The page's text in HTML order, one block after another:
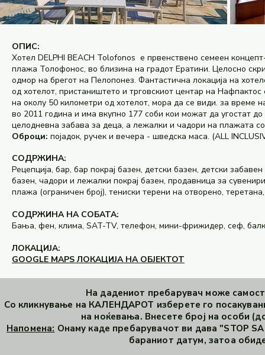
ОПИС:
Хотел DELPHI BEACH Tolofonos е првенствено семеен
плажа Толофонос, во близина на градот Ератини. Целосно
одмор на брегот на Пелопонез. Фантастична локација на
од хотелот, пристаништето и трговскиот центар на
на околу 50 километри од хотелот, мора да се види. за
во 2011 година и има вкупно 177 соби кои можат да угостат
целодневна забава за деца, а лежалки и чадори на плажата
Оброци: појадок, ручек и вечера - шведска маса. (ALL
СОДРЖИНА:
Рецепција, бар, бар покрај базен, детски базен, детски
базен, чадори и лежалки покрај базен, продавница за
плажа (ограничен број), тениски терени на отворено,
СОДРЖИНА НА СОБАТА:
Бања, фен, клима, SAT-TV, телефон, мини-фрижидер, сеф,
ЛОКАЦИЈА:
GOOGLE MAPS ЛОКАЦИЈА НА ОБЈЕКТОТ
На дадениот пребарувач може
Со кликнување на КАЛЕНДАРОТ изберете го
на ноќевања. Внесете број на особи
Напомена: Онаму каде пребарувачот ви дава "STOP
бараниот датум, затоа